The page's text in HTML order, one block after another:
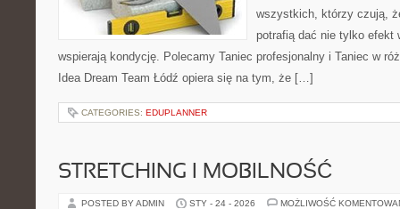
wszystkich, którzy czują,
potrafią dać nie tylko efekt
wspierają kondycję. Polecamy Taniec profesjonalny i Taniec w
Idea Dream Team Łódź opiera się na tym, że […]
CATEGORIES: EDUPLANNER
STRETCHING I MOBILNOŚĆ
POSTED BY ADMIN STY - 24 - 2026 MOŻLIWOŚĆ